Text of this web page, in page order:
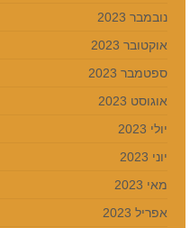
נובמבר 2023
אוקטובר 2023
ספטמבר 2023
אוגוסט 2023
יולי 2023
יוני 2023
מאי 2023
אפריל 2023